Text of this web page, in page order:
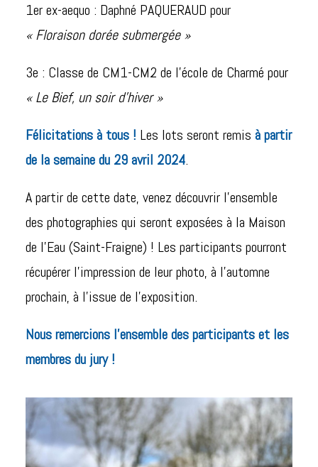
1er ex-aequo : Daphné PAQUERAUD pour
« Floraison dorée submergée »
3e : Classe de CM1-CM2 de l’école de Charmé pour
« Le Bief, un soir d’hiver »
Félicitations à tous ! Les lots seront remis à partir
de la semaine du 29 avril 2024.
A partir de cette date, venez découvrir l’ensemble
des photographies qui seront exposées à la Maison
de l’Eau (Saint-Fraigne) ! Les participants pourront
récupérer l’impression de leur photo, à l’automne
prochain, à l’issue de l’exposition.
Nous remercions l’ensemble des participants et les
membres du jury !